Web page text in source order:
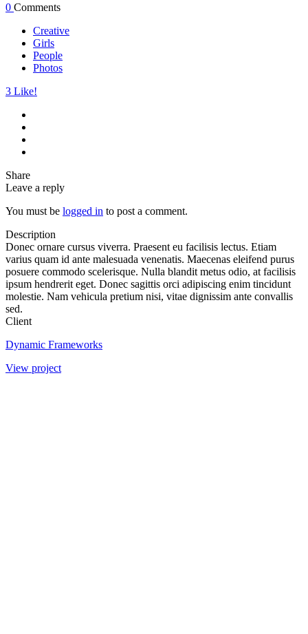
0 Comments
Creative
Girls
People
Photos
3 Like!
Share
Leave a reply
You must be logged in to post a comment.
Description
Donec ornare cursus viverra. Praesent eu facilisis lectus. Etiam
varius quam id ante malesuada venenatis. Maecenas eleifend purus
posuere commodo scelerisque. Nulla blandit metus odio, at facilisis
ipsum hendrerit eget. Donec sagittis orci adipiscing enim tincidunt
molestie. Nam vehicula pretium nisi, vitae dignissim ante convallis
sed.
Client
Dynamic Frameworks
View project